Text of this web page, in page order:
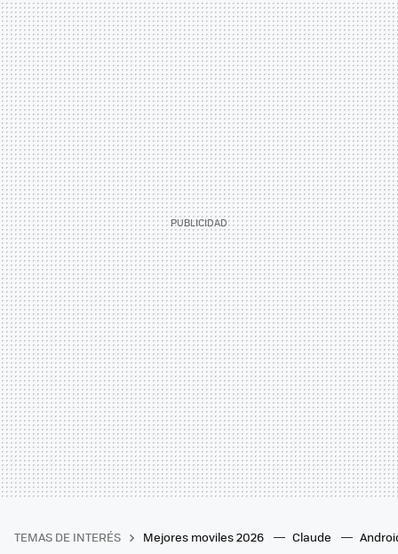
TEMAS DE INTERÉS Mejores moviles 2026 Claude